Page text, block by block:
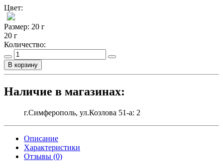
Цвет:
Размер: 20 г
20 г
Количество:
В корзину
Наличие в магазинах:
г.Симферополь, ул.Козлова 51-а: 2
Описание
Характеристики
Отзывы (0)